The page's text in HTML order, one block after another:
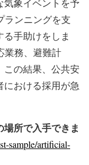
象イベントを予
ランニングを支
手助けをしま
業務、避難計
この結果、公共安
おける採用が急
所で入手できま
sample/artificial-